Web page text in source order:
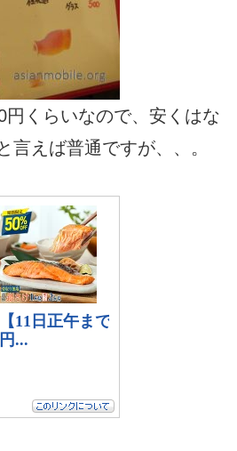
円くらいなので、安くはな
言えば普通ですが、、。